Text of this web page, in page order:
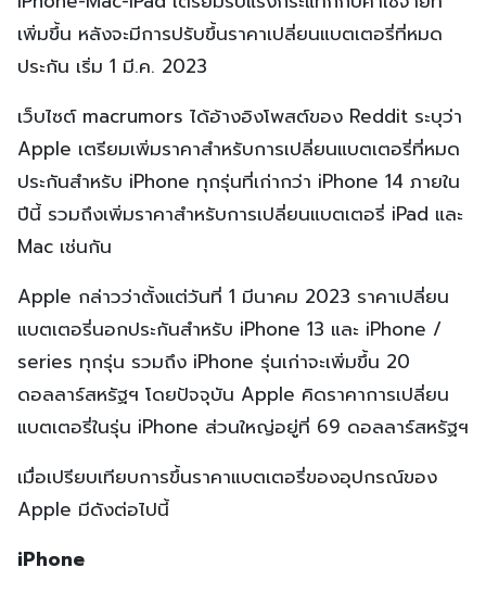
เพิ่มขึ้น หลังจะมีการปรับขึ้นราคาเปลี่ยนแบตเตอรี่ที่หมด
ประกัน เริ่ม 1 มี.ค. 2023
เว็บไซต์ macrumors ได้อ้างอิงโพสต์ของ Reddit ระบุว่า
Apple เตรียมเพิ่มราคาสำหรับการเปลี่ยนแบตเตอรี่ที่หมด
ประกันสำหรับ iPhone ทุกรุ่นที่เก่ากว่า iPhone 14 ภายใน
ปีนี้ รวมถึงเพิ่มราคาสำหรับการเปลี่ยนแบตเตอรี่ iPad และ
Mac เช่นกัน
Apple กล่าวว่าตั้งแต่วันที่ 1 มีนาคม 2023 ราคาเปลี่ยน
แบตเตอรี่นอกประกันสำหรับ iPhone 13 และ iPhone /
series ทุกรุ่น รวมถึง iPhone รุ่นเก่าจะเพิ่มขึ้น 20
ดอลลาร์สหรัฐฯ โดยปัจจุบัน Apple คิดราคาการเปลี่ยน
แบตเตอรี่ในรุ่น iPhone ส่วนใหญ่อยู่ที่ 69 ดอลลาร์สหรัฐฯ
เมื่อเปรียบเทียบการขึ้นราคาแบตเตอรี่ของอุปกรณ์ของ
Apple มีดังต่อไปนี้
iPhone